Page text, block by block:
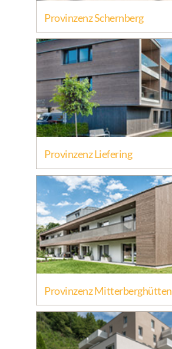
Provinzenz Schernberg
Provinzenz Liefering
Provinzenz Mitterberghütten